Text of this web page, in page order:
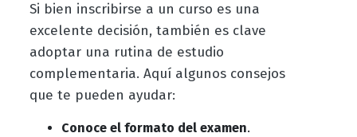
Si bien inscribirse a un curso es una
excelente decisión, también es clave
adoptar una rutina de estudio
complementaria. Aquí algunos consejos
que te pueden ayudar:
Conoce el formato del examen.